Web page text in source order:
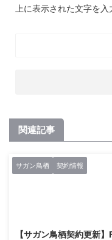
上に表示された文字を入
関連記事
サガン鳥栖 契約情報
【サガン鳥栖契約更新